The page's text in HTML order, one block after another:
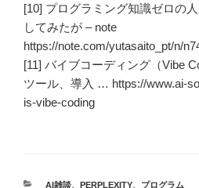
[10] プログラミング知識ゼロの
してみたが – note
https://note.com/yutasaito_pt/n/
[11] バイブコーディング（Vibe
ツール、導入 … https://www.ai-
is-vibe-coding
カ
AI雑談、 PERPLEXITY、 プログラム